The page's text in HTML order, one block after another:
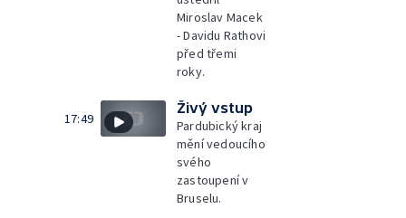
Miroslav Macek
- Davidu Rathovi
před třemi
roky.
17:49
Živý vstup
Pardubický kraj
mění vedoucího
svého
zastoupení v
Bruselu.